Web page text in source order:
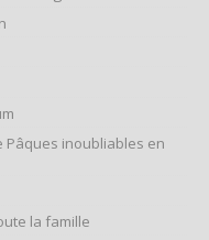
Pâques inoubliables en
la famille